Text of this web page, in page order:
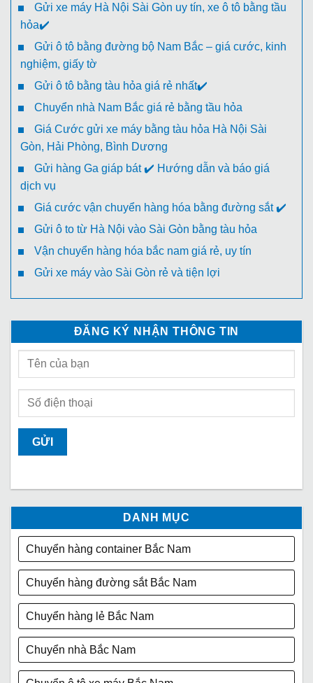
Gửi xe máy Hà Nội Sài Gòn uy tín, xe ô tô bằng tầu
hỏa✔️
Gửi ô tô bằng đường bộ Nam Bắc – giá cước, kinh
nghiệm, giấy tờ
Gửi ô tô bằng tàu hỏa giá rẻ nhất✔️
Chuyển nhà Nam Bắc giá rẻ bằng tầu hỏa
Giá Cước gửi xe máy bằng tàu hỏa Hà Nội Sài
Gòn, Hải Phòng, Bình Dương
Gửi hàng Ga giáp bát ✔️ Hướng dẫn và báo giá
dịch vụ
Giá cước vận chuyển hàng hóa bằng đường sắt ✔️
Gửi ô to từ Hà Nội vào Sài Gòn bằng tàu hỏa
Vận chuyển hàng hóa bắc nam giá rẻ, uy tín
Gửi xe máy vào Sài Gòn rẻ và tiện lợi
ĐĂNG KÝ NHẬN THÔNG TIN
DANH MỤC
Chuyển hàng container Bắc Nam
Chuyển hàng đường sắt Bắc Nam
Chuyển hàng lẻ Bắc Nam
Chuyển nhà Bắc Nam